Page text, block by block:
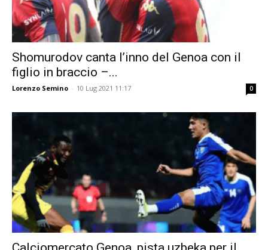
Shomurodov canta l’inno del Genoa con il
figlio in braccio –...
Lorenzo Semino - 10 Lug 2021 11:17 0